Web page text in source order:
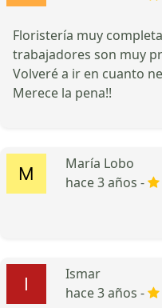
Floristería muy
trabajadores son muy
Volveré a ir en cuanto
Merece la pena!!
María Lobo
hace 3 años -
Ismar
hace 3 años -